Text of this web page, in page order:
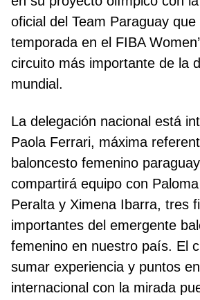
oficial del Team Paraguay
temporada en el FIBA
circuito más importante de la
mundial.
La delegación nacional está
Paola Ferrari, máxima
baloncesto femenino
compartirá equipo con
Peralta y Ximena Ibarra, tres
importantes del emergente
femenino en nuestro país. El
sumar experiencia y puntos
internacional con la mirada